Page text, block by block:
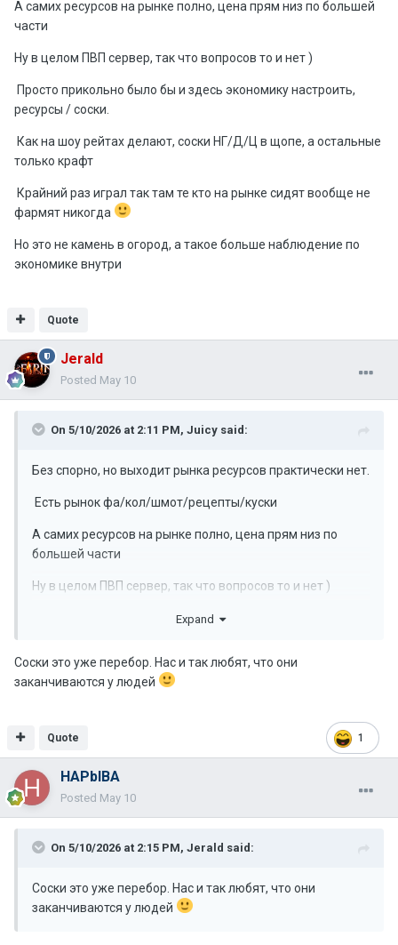
А самих ресурсов на рынке полно, цена прям низ по большей
части
Ну в целом ПВП сервер, так что вопросов то и нет )
Просто прикольно было бы и здесь экономику настроить,
ресурсы / соски.
Как на шоу рейтах делают, соски НГ/Д/Ц в щопе, а остальные
только крафт
Крайний раз играл так там те кто на рынке сидят вообще не
фармят никогда
Но это не камень в огород, а такое больше наблюдение по
экономике внутри
Quote
Jerald
Posted May 10
On 5/10/2026 at 2:11 PM, Juicy said:
Без спорно, но выходит рынка ресурсов практически нет.
Есть рынок фа/кол/шмот/рецепты/куски
А самих ресурсов на рынке полно, цена прям низ по
большей части
Ну в целом ПВП сервер, так что вопросов то и нет )
Просто прикольно было бы и здесь экономику
Как на шоу рейтах делают, соски НГ/Д/Ц в щопе, а
остальные только крафт
вообще не фармят никогда
Но это не камень в огород, а такое больше наблюдение
по экономике внутри
Expand
Соски это уже перебор. Нас и так любят, что они
заканчиваются у людей
1
Quote
HAPbIBA
Posted May 10
On 5/10/2026 at 2:15 PM, Jerald said:
Соски это уже перебор. Нас и так любят, что они
заканчиваются у людей